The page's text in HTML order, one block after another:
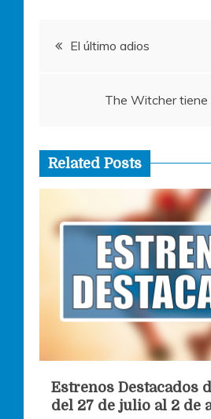
k
Navegación
El último adios
The Witcher
Related Posts
Estrenos Destacados
del 27 de julio al 2 de